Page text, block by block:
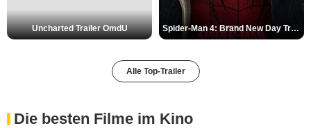
Uncharted Trailer OmdU Spider-Man 4: Brand New Day Trailer (3) DF
Alle Top-Trailer
Die besten Filme im Kino